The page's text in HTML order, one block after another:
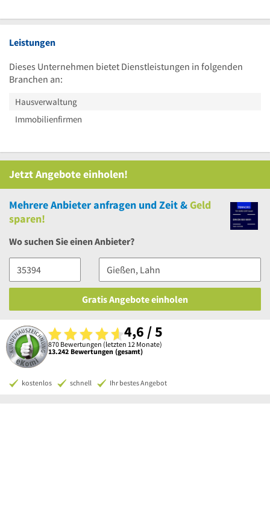
Leistungen
Dieses Unternehmen bietet Dienstleistungen in folgenden
Branchen an:
Hausverwaltung
Immobilienfirmen
Jetzt Angebote einholen!
MehrereAnbieter anfragen und Zeit &Geld
sparen!
Wo suchen Sie einen Anbieter?
Gratis Angebote einholen
4,6 / 5
870 Bewertungen (letzten 12 Monate)
13.242 Bewertungen (gesamt)
kostenlos schnell Ihr bestes Angebot